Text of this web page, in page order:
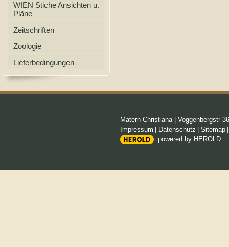
WIEN Stiche Ansichten u.
Pläne
Zeitschriften
Zoologie
Lieferbedingungen
Matern Christiana| Voggenbergstr 36
Impressum
Datenschutz Sitemap
powered by HEROLD